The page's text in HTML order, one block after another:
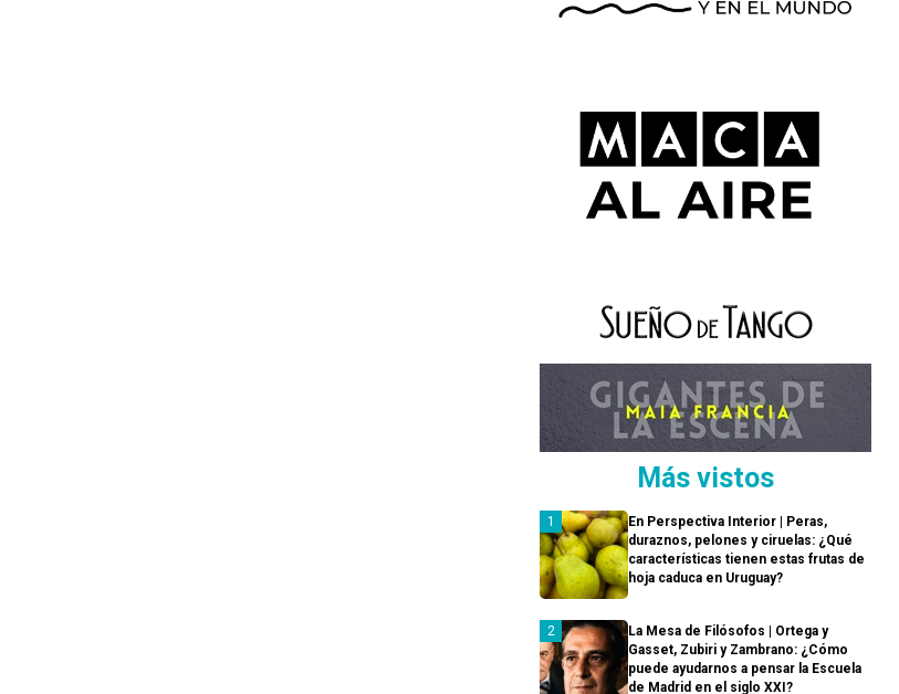
Más vistos
En Perspectiva Interior | Peras,
duraznos, pelones y ciruelas: ¿Qué
características tienen estas frutas de
hoja caduca en Uruguay?
La Mesa de Filósofos | Ortega y
Gasset, Zubiri y Zambrano: ¿Cómo
puede ayudarnos a pensar la Escuela
de Madrid en el siglo XXI?